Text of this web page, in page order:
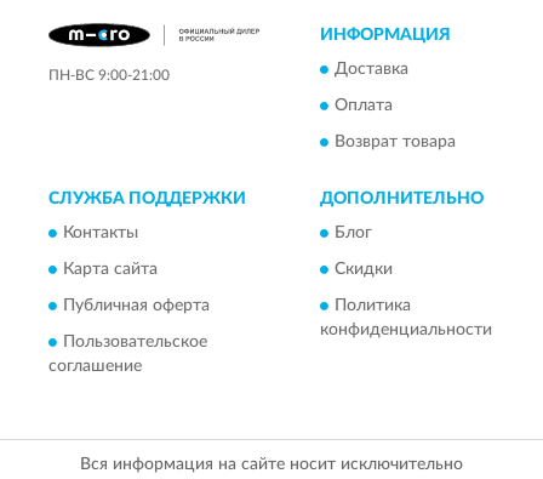
ПН-ВС 9:00-21:00
ИНФОРМАЦИЯ
Доставка
Оплата
Возврат товара
СЛУЖБА ПОДДЕРЖКИ
Контакты
Карта сайта
Публичная оферта
Пользовательское
соглашение
ДОПОЛНИТЕЛЬНО
Блог
Скидки
Политика
конфиденциальности
Вся информация на сайте носит исключительно